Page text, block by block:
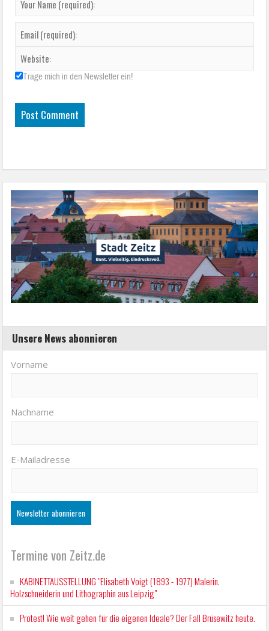
Trage mich in den Newsletter ein!
Unsere News abonnieren
Vorname
Nachname
E-Mailadresse
Termine von Zeitz.de
KABINETTAUSSTELLUNG "Elisabeth Voigt (1893 - 1977) Malerin.
Holzschneiderin und Lithographin aus Leipzig"
Protest! Wie weit gehen für die eigenen Ideale? Der Fall Brüsewitz heute.